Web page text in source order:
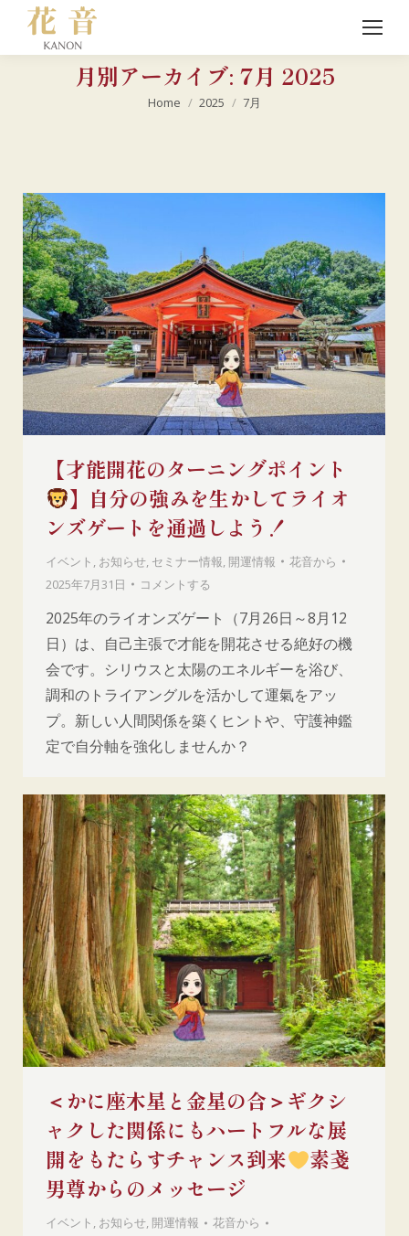
月別アーカイブ: 7月 2025
現在地:
Home 2025 7月
【才能開花のターニングポイント
】自分の強みを生かしてライオ
ンズゲートを通過しよう！
イベント , お知らせ, セミナー情報, 開運情報 花音から
2025年7月31日
コメントする
2025年のライオンズゲート（7月26日～8月12
日）は、自己主張で才能を開花させる絶好の機
会です。シリウスと太陽のエネルギーを浴び、
調和のトライアングルを活かして運氣をアッ
プ。新しい人間関係を築くヒントや、守護神鑑
定で自分軸を強化しませんか？
＜かに座木星と金星の合＞ギクシ
ャクした関係にもハートフルな展
開をもたらすチャンス到来
素戔
男尊からのメッセージ
イベント , お知らせ, 開運情報 花音から